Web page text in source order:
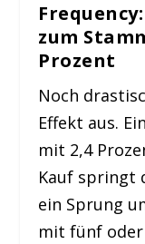
zum
Prozent
Noch
Effekt aus.
mit 2,4
Kauf springt
ein Sprung
mit fünf oder